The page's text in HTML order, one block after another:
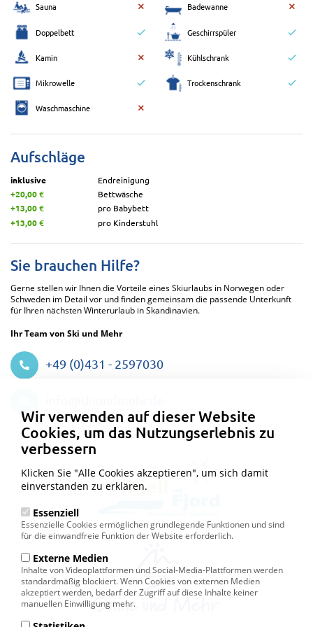
Sauna Badewanne
Doppelbett Geschirrspüler
Kamin Kühlschrank
Mikrowelle Trockenschrank
Waschmaschine
Aufschläge
inklusive
Endreinigung
+20,00 €
Bettwäsche
+13,00 €
pro Babybett
+13,00 €
pro Kinderstuhl
Sie brauchen Hilfe?
Gerne stellen wir Ihnen die Vorteile eines Skiurlaubs in Norwegen oder
Schweden im Detail vor und finden gemeinsam die passende Unterkunft
für Ihren nächsten Winterurlaub in Skandinavien.
Ihr Team von Ski und Mehr
+49 (0)431 - 2597030
Wir verwenden auf dieser Website
Cookies, um das Nutzungserlebnis zu
verbessern
Klicken Sie "Alle Cookies akzeptieren", um sich damit
einverstanden zu erklären.
Essenziell
Essenzielle Cookies ermöglichen grundlegende Funktionen und sind
für die einwandfreie Funktion der Website erforderlich.
Externe Medien
Inhalte von Videoplattformen und Social-Media-Plattformen werden
standardmäßig blockiert. Wenn Cookies von externen Medien
akzeptiert werden, bedarf der Zugriff auf diese Inhalte keiner
manuellen Einwilligung mehr.